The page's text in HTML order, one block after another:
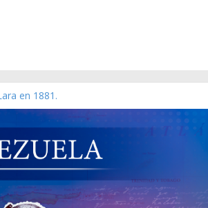
en 1881.
2006 N° 38.394